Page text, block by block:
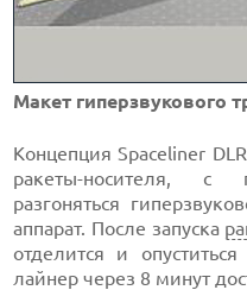
Макет гиперзвукового
Концепция Spaceliner
ракеты-носителя,
разгоняться
аппарат. После запуска
отделится и опуститься
лайнер через 8 минут